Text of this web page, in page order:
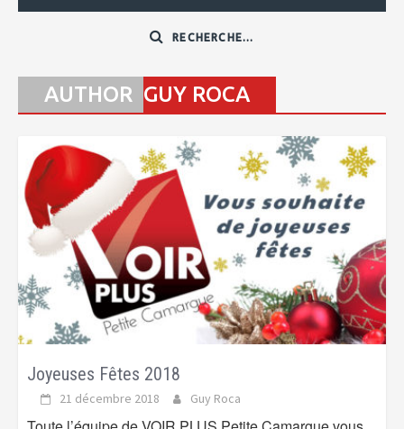
AUTHOR GUY ROCA
Joyeuses Fêtes 2018
21 décembre 2018 Guy Roca